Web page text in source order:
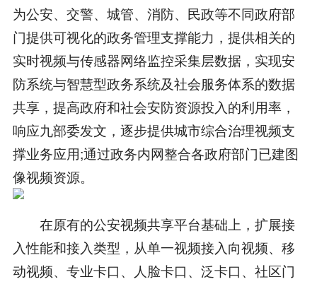
为公安、交警、城管、消防、民政等不同政府部
门提供可视化的政务管理支撑能力，提供相关的
实时视频与传感器网络监控采集层数据，实现安
防系统与智慧型政务系统及社会服务体系的数据
共享，提高政府和社会安防资源投入的利用率，
响应九部委发文，逐步提供城市综合治理视频支
撑业务应用;通过政务内网整合各政府部门已建图
像视频资源。
在原有的公安视频共享平台基础上，扩展接
入性能和接入类型，从单一视频接入向视频、移
动视频、专业卡口、人脸卡口、泛卡口、社区门